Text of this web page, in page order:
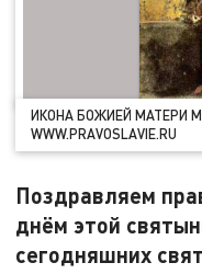
ИКОНА БОЖИЕЙ МАТЕРИ
WWW.PRAVOSLAVIE.RU
Поздравляем
днём этой
сегодняшних